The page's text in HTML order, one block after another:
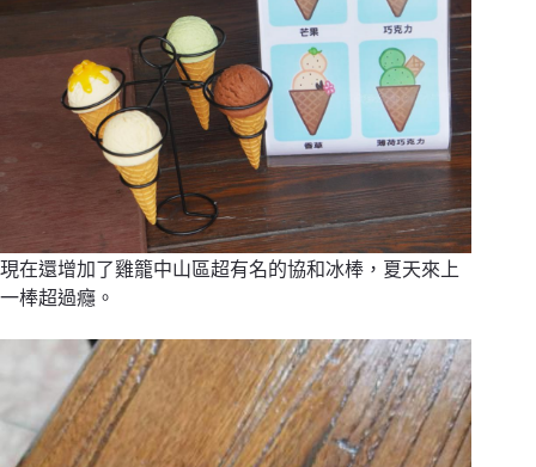
現在還增加了雞籠中山區超有名的協和冰棒，夏天來上
一棒超過癮。